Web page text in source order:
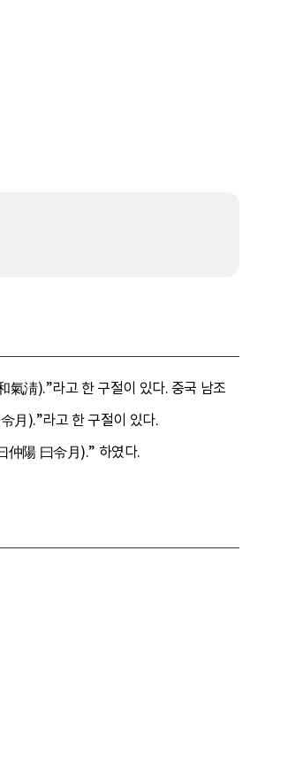
淸).”라고 한 구절이 있다. 중국 남조
月).”라고 한 구절이 있다.
仲陽 曰令月).” 하였다.